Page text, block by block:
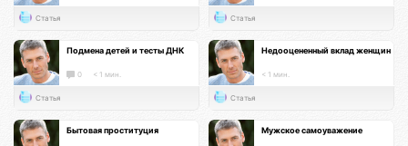
Статья Статья
Подмена детей и тесты ДНК
0 < 1 мин.
Статья
Недооцененный вклад женщин
< 1 мин.
Статья
Бытовая проституция Мужское самоуважение